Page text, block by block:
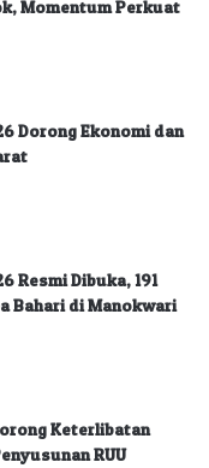
Momentum Perkuat
Dorong Ekonomi dan
Resmi Dibuka, 191
Bahari di Manokwari
Keterlibatan
RUU